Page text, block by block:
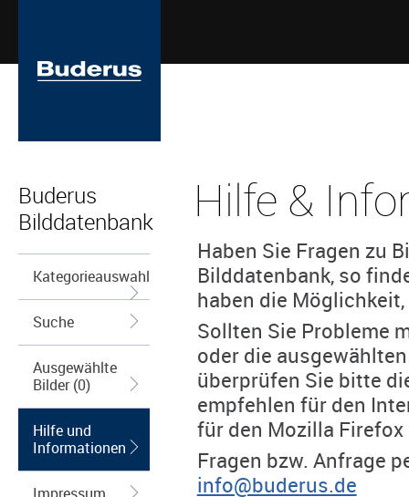
Buderus
Bilddatenbank
Kategorieauswahl
Suche
Ausgewählte
Bilder (0)
Hilfe und
Informationen
Hilfe &
Haben Sie Fragen zu
Bilddatenbank, so
haben die
Sollten Sie Probleme
oder die
überprüfen Sie bitte
empfehlen für den
für den Mozilla Firefox
Fragen bzw. Anfrage
info@buderus.de